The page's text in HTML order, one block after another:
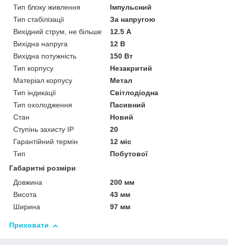
Тип блоку живлення
Імпульсний
Тип стабілізації
За напругою
Вихідний струм, не більше
12.5 А
Вихідна напруга
12 В
Вихідна потужність
150 Вт
Тип корпусу
Незакритий
Матеріал корпусу
Метал
Тип індикації
Світлодіодна
Тип охолодження
Пасивний
Стан
Новий
Ступінь захисту IP
20
Гарантійний термін
12 міс
Тип
Побутової
Габаритні розміри
Довжина
200 мм
Висота
43 мм
Ширина
97 мм
Приховати